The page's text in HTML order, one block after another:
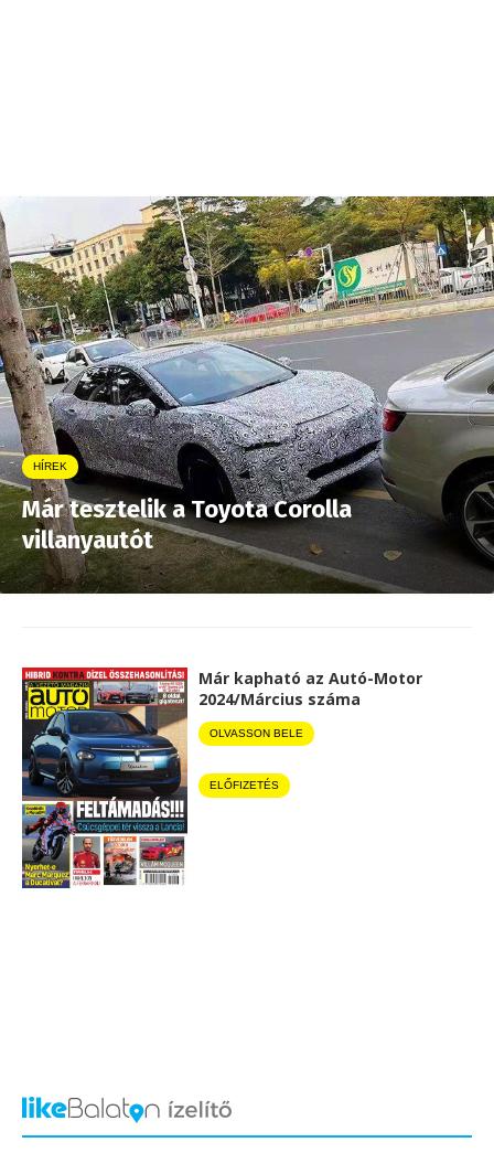
HÍREK
Már tesztelik a Toyota Corolla
villanyautót
Már kapható az Autó-Motor
2024/Március száma
OLVASSON BELE
ELŐFIZETÉS